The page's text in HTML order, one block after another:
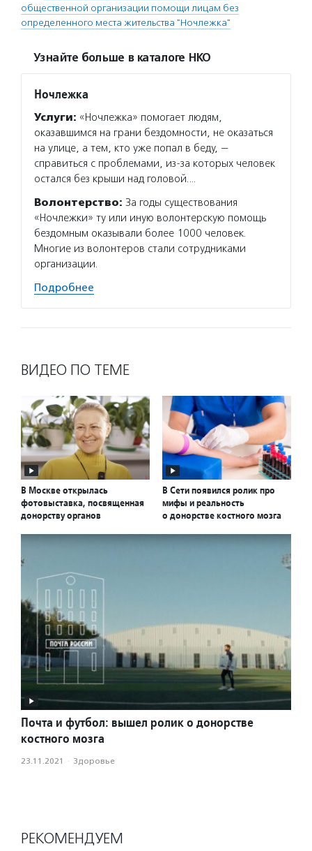
общественной организации помощи лицам без
определенного места жительства "Ночлежка"
Узнайте больше в каталоге НКО
Ночлежка
Услуги: «Ночлежка» помогает людям,
оказавшимся на грани бездомности, не оказаться
на улице, а тем, кто уже попал в беду, —
справиться с проблемами, из-за которых человек
остался без крыши над головой.…
Волонтерство: За годы существования
«Ночлежки» ту или иную волонтерскую помощь
бездомным оказывали более 1000 человек.
Многие из волонтеров стали сотрудниками
организации.
Подробнее
ВИДЕО ПО ТЕМЕ
В Москве открылась
фотовыставка, посвященная
донорству органов
В Сети появился ролик про
мифы и реальность
о донорстве костного мозга
Почта и футбол: вышел ролик о донорстве
костного мозга
23.11.2021 · Здоровье
РЕКОМЕНДУЕМ